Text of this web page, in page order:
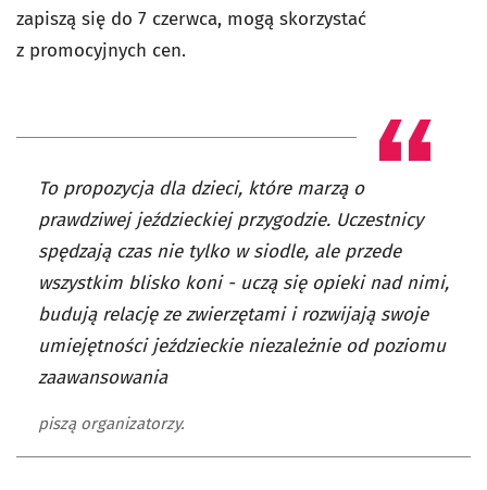
zapiszą się do 7 czerwca, mogą skorzystać
z promocyjnych cen.
To propozycja dla dzieci, które marzą o
prawdziwej jeździeckiej przygodzie. Uczestnicy
spędzają czas nie tylko w siodle, ale przede
wszystkim blisko koni - uczą się opieki nad nimi,
budują relację ze zwierzętami i rozwijają swoje
umiejętności jeździeckie niezależnie od poziomu
zaawansowania
piszą organizatorzy.